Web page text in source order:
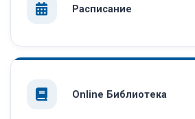
Расписание
Online Библиотека